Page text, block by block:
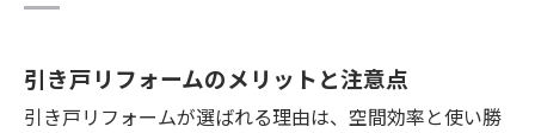
引き戸リフォームのメリットと注意点
引き戸リフォームが選ばれる理由は、空間効率と使い勝